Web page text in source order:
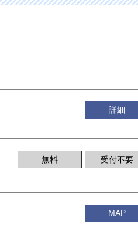
詳細
無料 受付不要
MAP